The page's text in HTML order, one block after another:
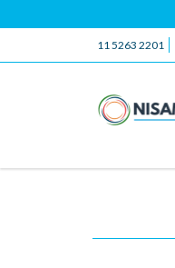
11 5263 2201